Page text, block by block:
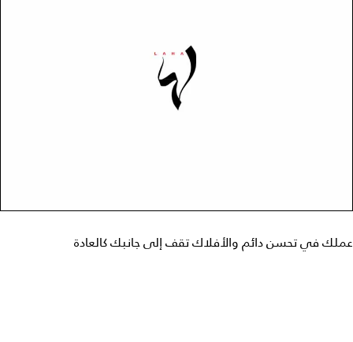
عملك في تحسن دائم والأفلاك تقف إلى جانبك كالعادة